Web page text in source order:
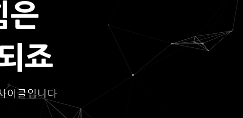
은
죠
이클입니다